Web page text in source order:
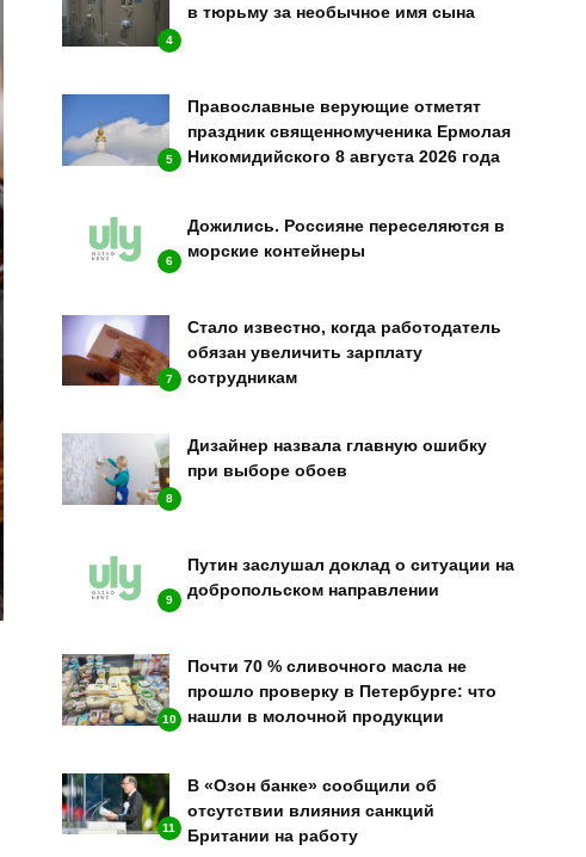
4
в тюрьму за необычное имя сына
5
Православные верующие отметят
праздник священномученика Ермолая
Никомидийского 8 августа 2026 года
6
Дожились. Россияне переселяются в
морские контейнеры
7
Стало известно, когда работодатель
обязан увеличить зарплату
сотрудникам
8
Дизайнер назвала главную ошибку
при выборе обоев
9
Путин заслушал доклад о ситуации на
добропольском направлении
10
Почти 70 % сливочного масла не
прошло проверку в Петербурге: что
нашли в молочной продукции
11
В «Озон банке» сообщили об
отсутствии влияния санкций
Британии на работу